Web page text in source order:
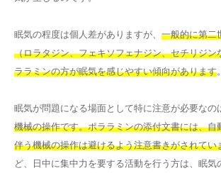
眠気の程度は個人差がありますが、 一般的に第二
（ロラタジン、フェキソフェナジン、セチリジン
ララミンの方が眠気を感じやすい傾向があります。
眠気が問題になる場面として特に注意が必要なの
機械の操作です。ポララミンの添付文書には、自
伴う機械の操作は避けるよう注意書きがされてい
ど、日中に集中力を要する活動を行う方は、眠気